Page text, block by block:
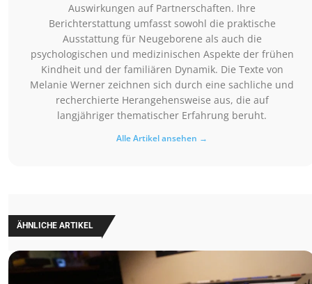
Auswirkungen auf Partnerschaften. Ihre
Berichterstattung umfasst sowohl die praktische
Ausstattung für Neugeborene als auch die
psychologischen und medizinischen Aspekte der frühen
Kindheit und der familiären Dynamik. Die Texte von
Melanie Werner zeichnen sich durch eine sachliche und
recherchierte Herangehensweise aus, die auf
langjähriger thematischer Erfahrung beruht.
Alle Artikel ansehen →
ÄHNLICHE ARTIKEL